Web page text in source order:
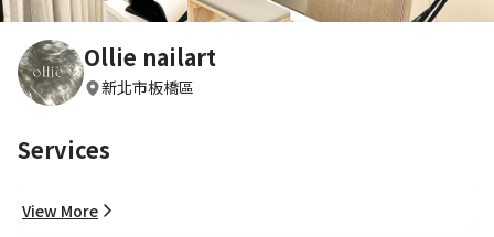
Ollie nailart
新北市板橋區
Services
View More